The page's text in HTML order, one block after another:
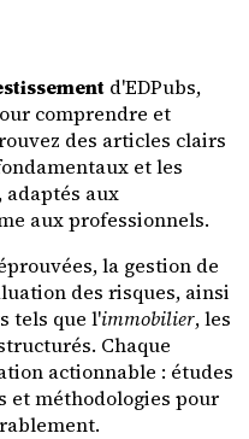
d'EDPubs,
comprendre et
des articles clairs
et les
adaptés aux
aux professionnels.
la gestion de
des risques, ainsi
tels que l'immobilier, les
Chaque
actionnable : études
et méthodologies pour